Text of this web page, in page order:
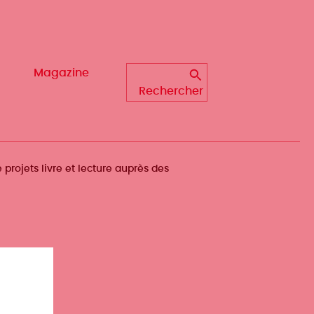
Magazine
Rechercher
Magazine
Rechercher
livre et lecture auprès des